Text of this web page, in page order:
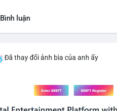
Bình luận
Đã thay đổi ảnh bìa của anh ấy